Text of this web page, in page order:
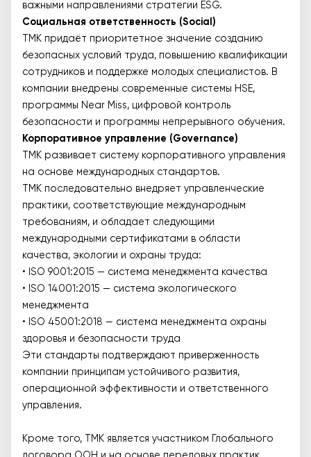
важными направлениями стратегии ESG.
Социальная ответственность (Social)
ТМК придаёт приоритетное значение созданию
безопасных условий труда, повышению квалификации
сотрудников и поддержке молодых специалистов. В
компании внедрены современные системы HSE,
программы Near Miss, цифровой контроль
безопасности и программы непрерывного обучения.
Корпоративное управление (Governance)
ТМК развивает систему корпоративного управления
на основе международных стандартов.
ТМК последовательно внедряет управленческие
практики, соответствующие международным
требованиям, и обладает следующими
международными сертификатами в области
качества, экологии и охраны труда:
• ISO 9001:2015 — система менеджмента качества
• ISO 14001:2015 — система экологического
менеджмента
• ISO 45001:2018 — система менеджмента охраны
здоровья и безопасности труда
Эти стандарты подтверждают приверженность
компании принципам устойчивого развития,
операционной эффективности и ответственного
управления.
Кроме того, ТМК является участником Глобального